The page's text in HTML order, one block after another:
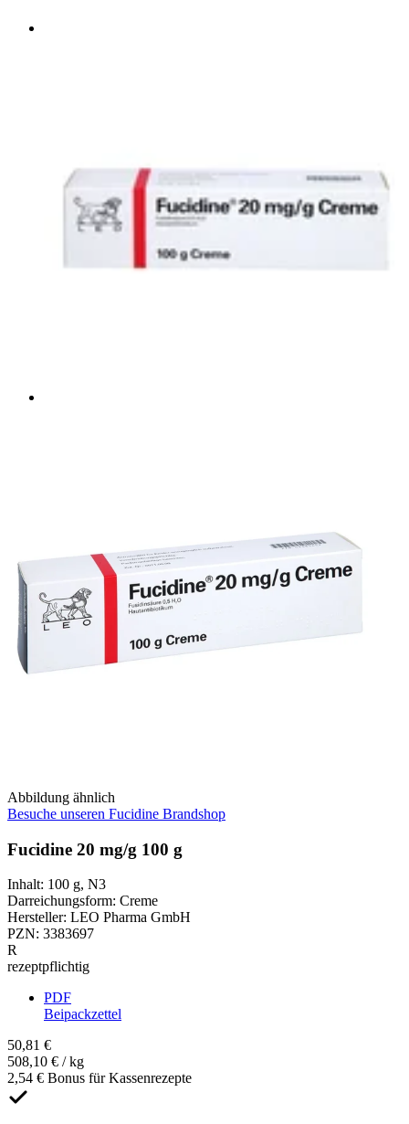
Abbildung ähnlich
Besuche unseren Fucidine Brandshop
Fucidine 20 mg/g 100 g
Inhalt: 100 g, N3
Darreichungsform: Creme
Hersteller: LEO Pharma GmbH
PZN: 3383697
R
rezeptpflichtig
PDF
Beipackzettel
50,81 €
508,10 € / kg
2,54 € Bonus für Kassenrezepte